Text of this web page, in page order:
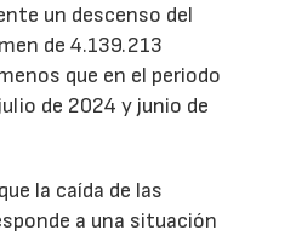
un descenso del
de 4.139.213
que en el periodo
de 2024 y junio de
la caída de las
a una situación